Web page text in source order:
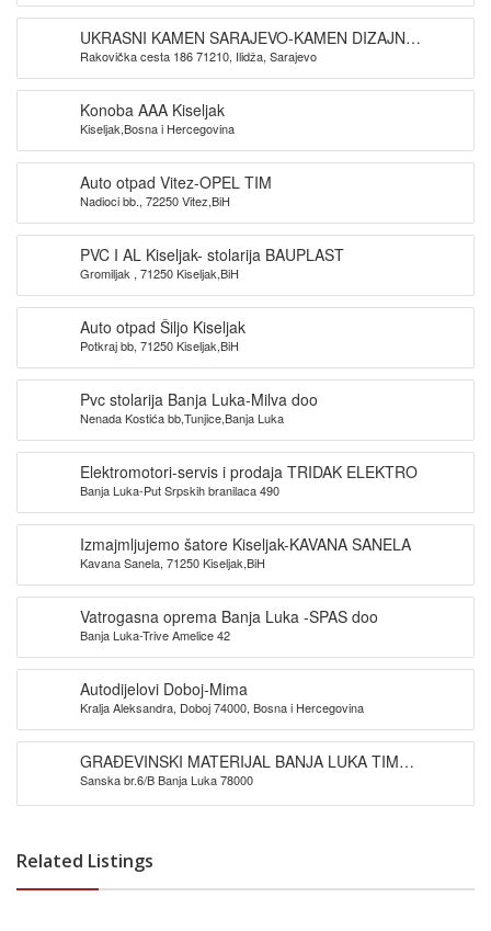
UKRASNI KAMEN SARAJEVO-KAMEN DIZAJN
SARAJEVO
Rakovička cesta 186 71210, Ilidža, Sarajevo
Konoba AAA Kiseljak
Kiseljak,Bosna i Hercegovina
Auto otpad Vitez-OPEL TIM
Nadioci bb., 72250 Vitez,BiH
PVC I AL Kiseljak- stolarija BAUPLAST
Gromiljak , 71250 Kiseljak,BiH
Auto otpad Šiljo Kiseljak
Potkraj bb, 71250 Kiseljak,BiH
Pvc stolarija Banja Luka-Milva doo
Nenada Kostića bb,Tunjice,Banja Luka
Elektromotori-servis i prodaja TRIDAK ELEKTRO
Banja Luka-Put Srpskih branilaca 490
Izmajmljujemo šatore Kiseljak-KAVANA SANELA
Kavana Sanela, 71250 Kiseljak,BiH
Vatrogasna oprema Banja Luka -SPAS doo
Banja Luka-Trive Amelice 42
Autodijelovi Doboj-Mima
Kralja Aleksandra, Doboj 74000, Bosna i Hercegovina
GRAĐEVINSKI MATERIJAL BANJA LUKA TIM
PROMET DOO
Sanska br.6/B Banja Luka 78000
Related Listings